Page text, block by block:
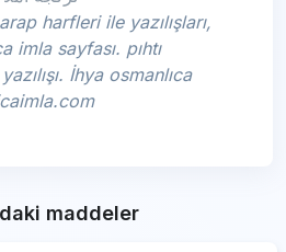
harfleri ile yazılışları,
imla sayfası. pıhtı
İhya osmanlıca
maddeler